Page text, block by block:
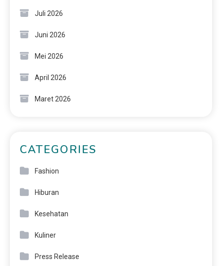
Juli 2026
Juni 2026
Mei 2026
April 2026
Maret 2026
CATEGORIES
Fashion
Hiburan
Kesehatan
Kuliner
Press Release